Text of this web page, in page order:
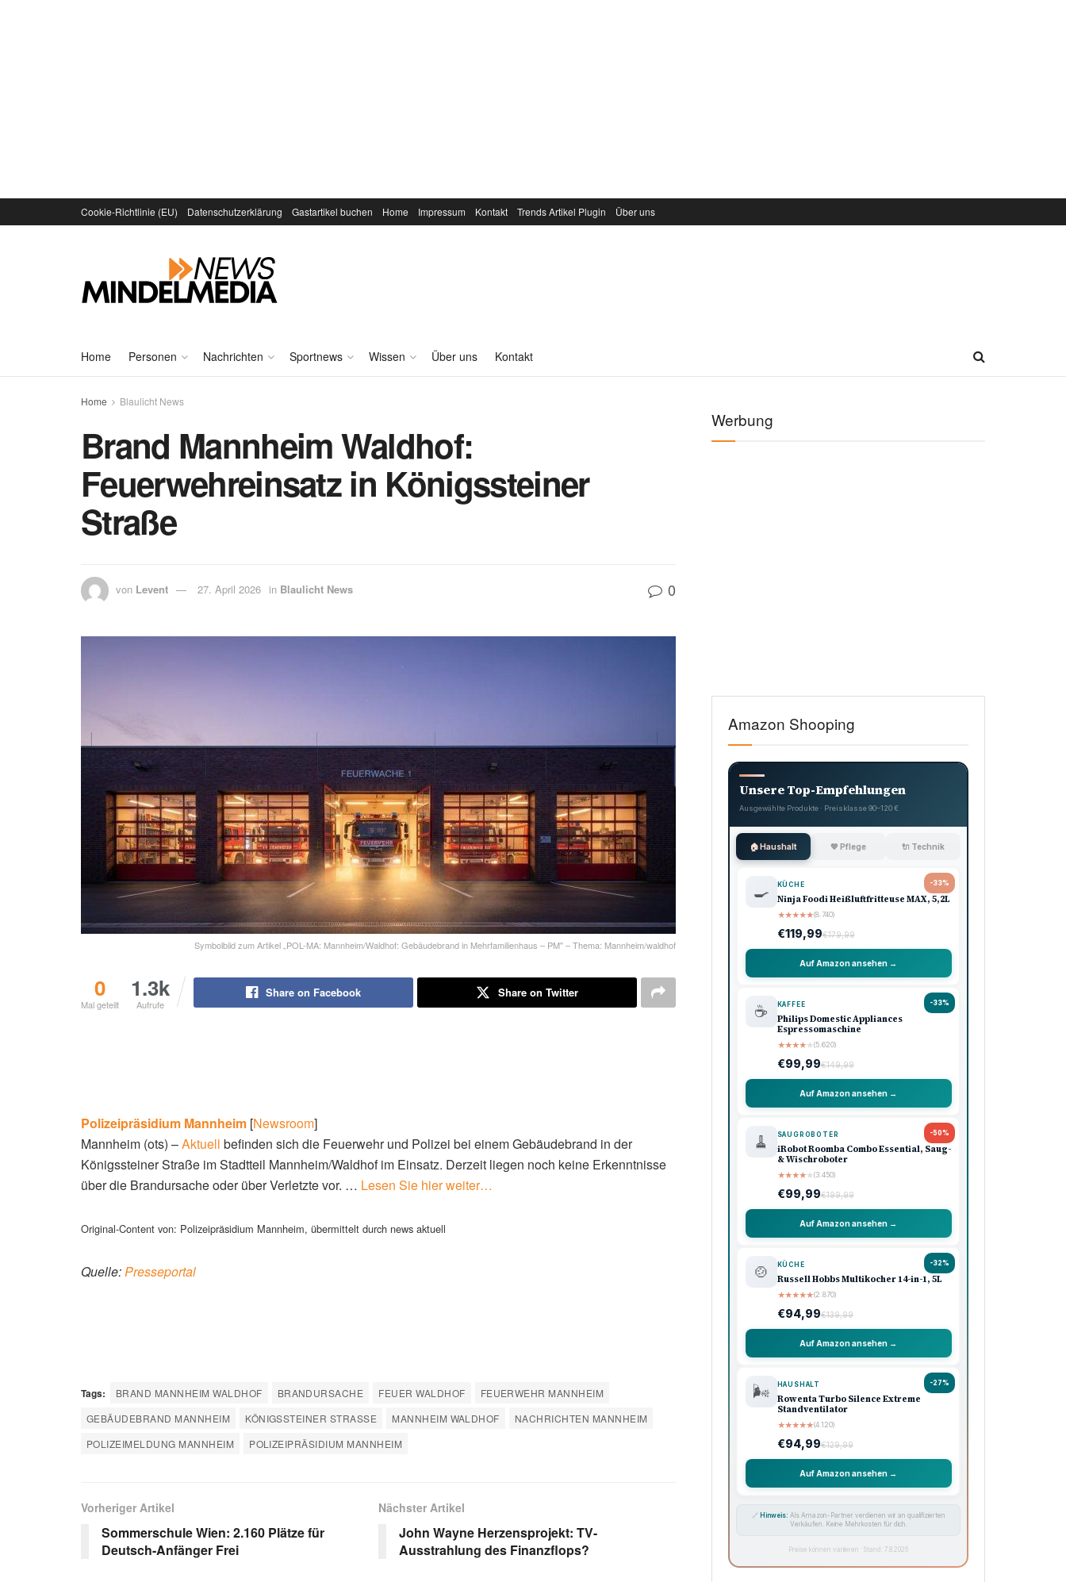
Cookie-Richtlinie (EU) Datenschutzerklärung Gastartikel buchen Home Impressum Kontakt Trends Artikel Plugin Über uns
Home Personen Nachrichten Sportnews Wissen Über uns Kontakt
Home Blaulicht News
Brand Mannheim Waldhof:
Feuerwehreinsatz in Königssteiner
Straße
von Levent 27. April 2026 in Blaulicht News 0
Symbolbild zum Artikel „POL-MA: Mannheim/Waldhof: Gebäudebrand in Mehrfamilienhaus – PM" – Thema: Mannheim/waldhof
0
Mal geteilt
1.3k
Aufrufe
Share on Facebook Share on Twitter
Polizeipräsidium Mannheim [Newsroom]
Mannheim (ots) –Aktuell befinden sich die Feuerwehr und Polizei bei einem Gebäudebrand in der
Königssteiner Straße im Stadtteil Mannheim/Waldhof im Einsatz. Derzeit liegen noch keine Erkenntnisse
über die Brandursache oder über Verletzte vor. … Lesen Sie hier weiter…
Original-Content von: Polizeipräsidium Mannheim, übermittelt durch news aktuell
Quelle:Presseportal
Tags: BRAND MANNHEIM WALDHOF BRANDURSACHE FEUER WALDHOF
FEUERWEHR MANNHEIM
GEBÄUDEBRAND MANNHEIM
KÖNIGSSTEINER STRASSE MANNHEIM WALDHOF
NACHRICHTEN MANNHEIM
POLIZEIMELDUNG MANNHEIM
POLIZEIPRÄSIDIUM MANNHEIM
Vorheriger Artikel
Sommerschule Wien: 2.160 Plätze für
Deutsch-Anfänger Frei
Nächster Artikel
John Wayne Herzensprojekt: TV-
Ausstrahlung des Finanzflops?
Werbung
Amazon Shooping
Unsere Top-Empfehlungen
Ausgewählte Produkte · Preisklasse 90–120 €
🏠 Haushalt 💖 Pflege 🔌 Technik
-33%
🍳 KÜCHE
Ninja Foodi Heißluftfritteuse MAX, 5,2L
★★★★★(8.740)
€119,99€179,99
Auf Amazon ansehen →
-33%
☕ KAFFEE
Philips Domestic Appliances
Espressomaschine
★★★★★(5.620)
€99,99€149,99
Auf Amazon ansehen →
-50%
🧹 SAUGROBOTER
iRobot Roomba Combo Essential, Saug-
& Wischroboter
★★★★★(3.450)
€99,99€199,99
Auf Amazon ansehen →
-32%
🍲 KÜCHE
Russell Hobbs Multikocher 14-in-1, 5L
★★★★★(2.870)
€94,99€139,99
Auf Amazon ansehen →
-27%
🌬️ HAUSHALT
Rowenta Turbo Silence Extreme
Standventilator
★★★★★(4.120)
€94,99€129,99
Auf Amazon ansehen →
🔗 Hinweis: Als Amazon-Partner verdienen wir an qualifizierten
Verkäufen. Keine Mehrkosten für dich.
Preise können variieren · Stand: 7.8.2026